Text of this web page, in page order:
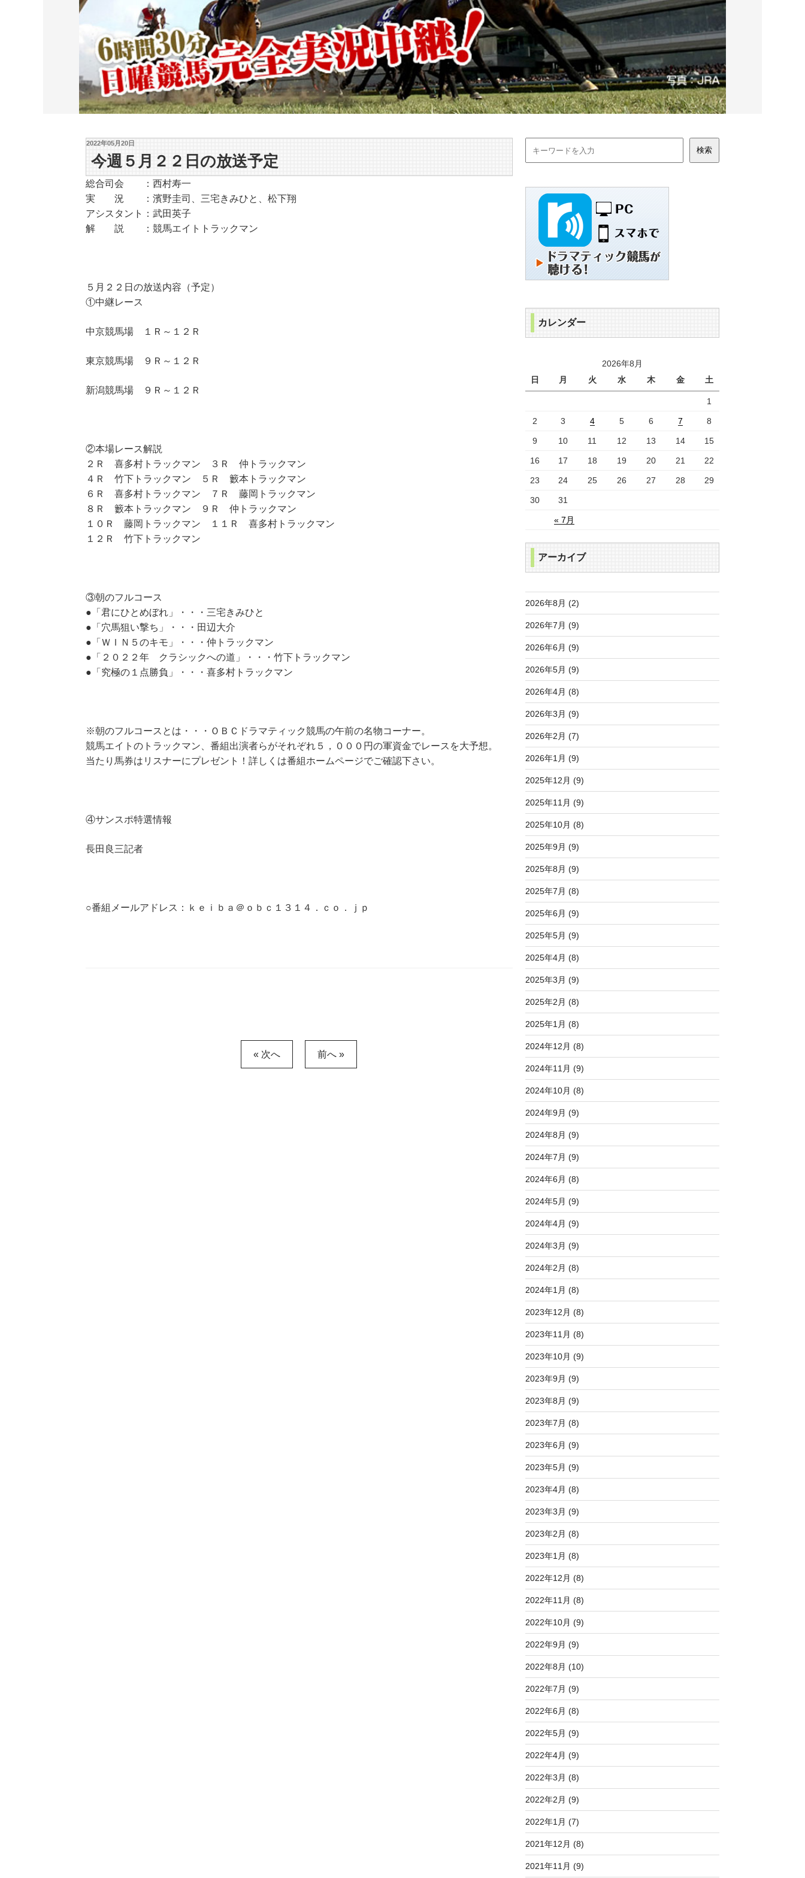
2022年05月20日
今週５月２２日の放送予定
総合司会 ：西村寿一
実 況 ：濱野圭司、三宅きみひと、松下翔
アシスタント：武田英子
解 説 ：競馬エイトトラックマン
５月２２日の放送内容（予定）
①中継レース
中京競馬場 １Ｒ～１２Ｒ
東京競馬場 ９Ｒ～１２Ｒ
新潟競馬場 ９Ｒ～１２Ｒ
②本場レース解説
２Ｒ 喜多村トラックマン ３Ｒ 仲トラックマン
４Ｒ 竹下トラックマン ５Ｒ 籔本トラックマン
６Ｒ 喜多村トラックマン ７Ｒ 藤岡トラックマン
８Ｒ 籔本トラックマン ９Ｒ 仲トラックマン
１０Ｒ 藤岡トラックマン １１Ｒ 喜多村トラックマン
１２Ｒ 竹下トラックマン
③朝のフルコース
●「君にひとめぼれ」・・・三宅きみひと
●「穴馬狙い撃ち」・・・田辺大介
●「ＷＩＮ５のキモ」・・・仲トラックマン
●「２０２２年 クラシックへの道」・・・竹下トラックマン
●「究極の１点勝負」・・・喜多村トラックマン
※朝のフルコースとは・・・ＯＢＣドラマティック競馬の午前の名物コーナー。
競馬エイトのトラックマン、番組出演者らがそれぞれ５，０００円の軍資金でレースを大予想。
当たり馬券はリスナーにプレゼント！詳しくは番組ホームページでご確認下さい。
④サンスポ特選情報
長田良三記者
○番組メールアドレス：ｋｅｉｂａ＠ｏｂｃ１３１４．ｃｏ．ｊｐ
« 次へ 前へ »
カレンダー
2026年8月
日
月 火 水 木 金 土
« 7月
1
2 3 4 5 6 7 8
9 10 11 12 13 14 15
16 17 18 19 20 21 22
23 24 25 26 27 28 29
30 31
アーカイブ
2026年8月 (2)
2026年7月 (9)
2026年6月 (9)
2026年5月 (9)
2026年4月 (8)
2026年3月 (9)
2026年2月 (7)
2026年1月 (9)
2025年12月 (9)
2025年11月 (9)
2025年10月 (8)
2025年9月 (9)
2025年8月 (9)
2025年7月 (8)
2025年6月 (9)
2025年5月 (9)
2025年4月 (8)
2025年3月 (9)
2025年2月 (8)
2025年1月 (8)
2024年12月 (8)
2024年11月 (9)
2024年10月 (8)
2024年9月 (9)
2024年8月 (9)
2024年7月 (9)
2024年6月 (8)
2024年5月 (9)
2024年4月 (9)
2024年3月 (9)
2024年2月 (8)
2024年1月 (8)
2023年12月 (8)
2023年11月 (8)
2023年10月 (9)
2023年9月 (9)
2023年8月 (9)
2023年7月 (8)
2023年6月 (9)
2023年5月 (9)
2023年4月 (8)
2023年3月 (9)
2023年2月 (8)
2023年1月 (8)
2022年12月 (8)
2022年11月 (8)
2022年10月 (9)
2022年9月 (9)
2022年8月 (10)
2022年7月 (9)
2022年6月 (8)
2022年5月 (9)
2022年4月 (9)
2022年3月 (8)
2022年2月 (9)
2022年1月 (7)
2021年12月 (8)
2021年11月 (9)